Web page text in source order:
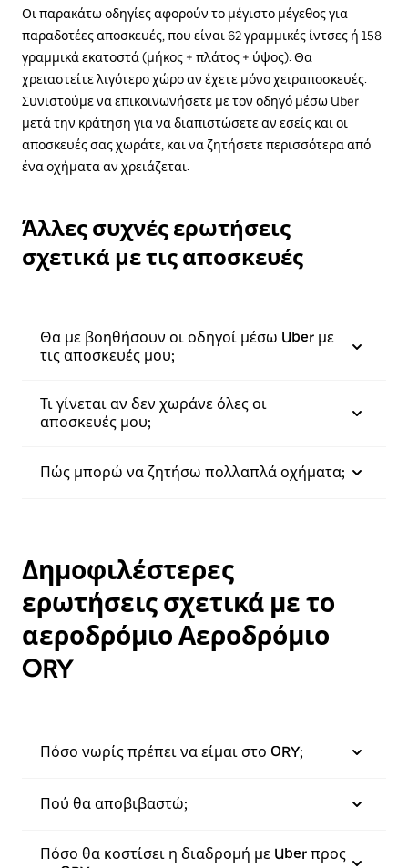
Οι παρακάτω οδηγίες αφορούν το μέγιστο μέγεθος για
παραδοτέες αποσκευές, που είναι 62 γραμμικές ίντσες ή 158
γραμμικά εκατοστά (μήκος + πλάτος + ύψος). Θα
χρειαστείτε λιγότερο χώρο αν έχετε μόνο χειραποσκευές.
Συνιστούμε να επικοινωνήσετε με τον οδηγό μέσω Uber
μετά την κράτηση για να διαπιστώσετε αν εσείς και οι
αποσκευές σας χωράτε, και να ζητήσετε περισσότερα από
ένα οχήματα αν χρειάζεται.
Άλλες συχνές ερωτήσεις
σχετικά με τις αποσκευές
Θα με βοηθήσουν οι οδηγοί μέσω Uber με
τις αποσκευές μου;
Τι γίνεται αν δεν χωράνε όλες οι
αποσκευές μου;
Πώς μπορώ να ζητήσω πολλαπλά οχήματα;
Δημοφιλέστερες
ερωτήσεις σχετικά με το
αεροδρόμιο Αεροδρόμιο
ORY
Πόσο νωρίς πρέπει να είμαι στο ORY;
Πού θα αποβιβαστώ;
Πόσο θα κοστίσει η διαδρομή με Uber προς